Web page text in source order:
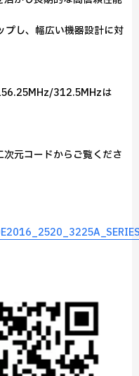
プし、幅広い機器設計に対
312.5MHzは
元コードからご覧くださ